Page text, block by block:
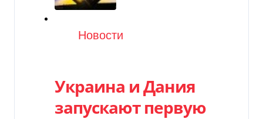
Категория
Новости
Украина и Дания
запускают первую